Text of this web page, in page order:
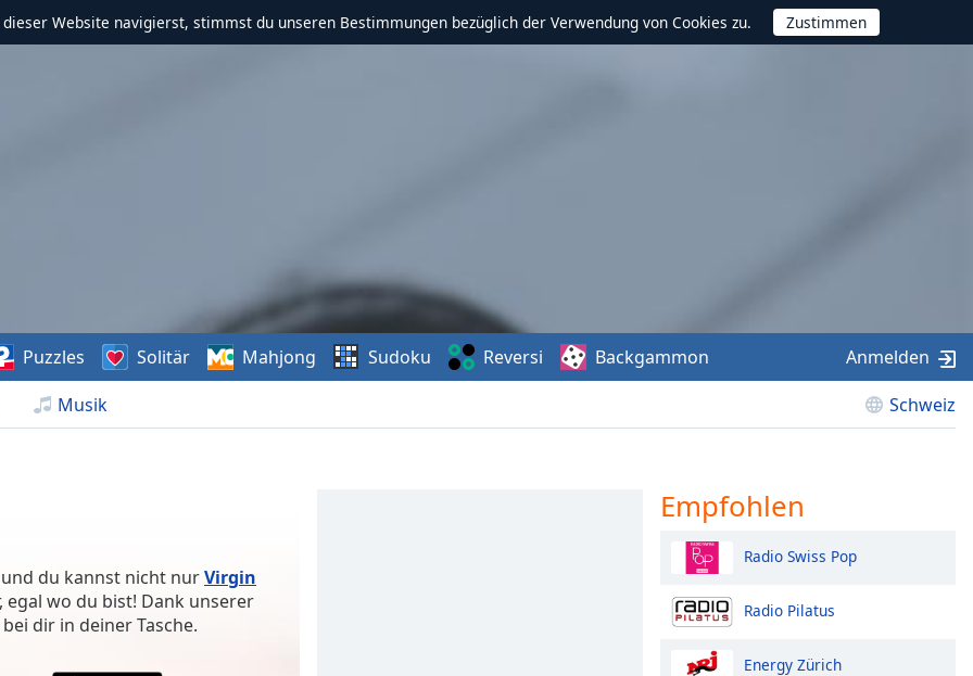
Website navigierst, stimmst du unseren Bestimmungen bezüglich der Verwendung von Cookies zu.
Musik Schweiz
Puzzles Solitär Mahjong Sudoku Reversi Backgammon Anmelden
du kannst nicht nurVirgin
egal wo du bist! Dank unserer
dir in deiner Tasche.
Empfohlen
Radio Swiss Pop
Radio Pilatus
Energy Zürich